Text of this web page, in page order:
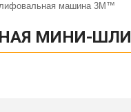
машина 3M™
МИНИ-